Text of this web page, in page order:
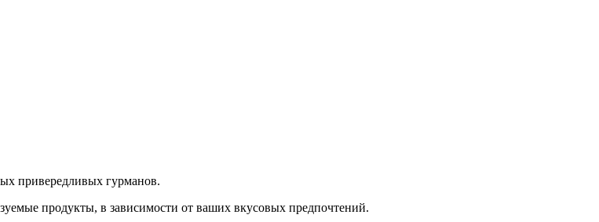
привередливых гурманов.
продукты, в зависимости от ваших вкусовых предпочтений.